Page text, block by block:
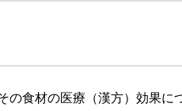
の食材の医療（漢方）効果に